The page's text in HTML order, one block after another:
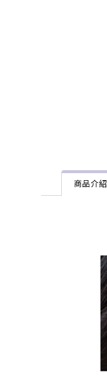
商品介紹